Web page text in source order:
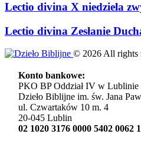
Lectio divina X niedziela
Lectio divina Zesłanie
© 2026All rights
Konto bankowe:
PKO BP Oddział IV w Lublinie
Dzieło Biblijne im. św. Jana
ul. Czwartaków 10 m. 4
20-045 Lublin
02 1020 3176 0000 5402 0062